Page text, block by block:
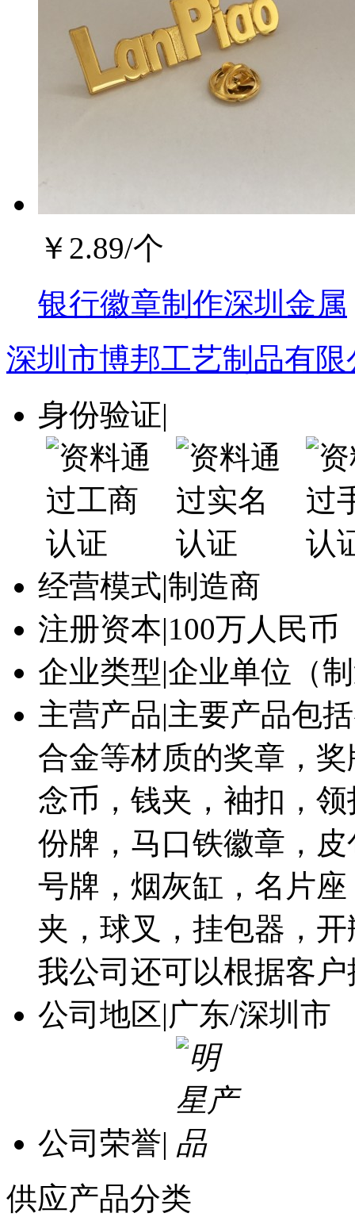
￥ 2.89/个
银行徽章制作深圳金属
深圳市博邦工艺制品有限
身份验证|
经营模式|制造商
注册资本|100万人民币
企业类型|企业单位（
主营产品|主要产品包
合金等材质的奖章，
念币，钱夹，袖扣，
份牌，马口铁徽章，
号牌，烟灰缸，名片
夹，球叉，挂包器，
我公司还可以根据客
公司地区|广东/深圳市
公司荣誉|
供应产品分类